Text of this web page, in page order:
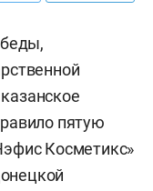
пятую
Косметикс»